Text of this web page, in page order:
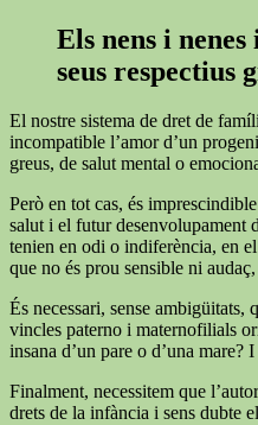
Els nens i
seus respectius
El nostre sistema de dret de
incompatible l’amor d’un
greus, de salut mental o
Però en tot cas, és
salut i el futur desenvolupament
tenien en odi o indiferència, en
que no és prou sensible ni
És necessari, sense
vincles paterno i maternofilials
insana d’un pare o d’una
Finalment, necessitem que
drets de la infància i sens dubte